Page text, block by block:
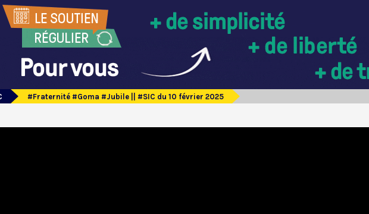
#Fraternité #Goma #Jubile || #SIC du 10 février 2025